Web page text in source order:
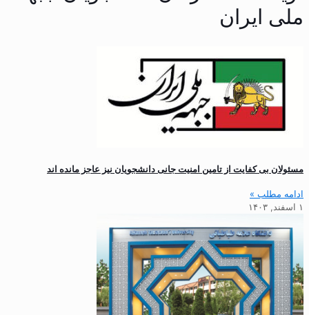
ملی ایران
مسئولان بی کفایت از تامین امنیت جانی دانشجویان نیز عاجز مانده اند
ادامه مطلب »
۱ اسفند, ۱۴۰۳